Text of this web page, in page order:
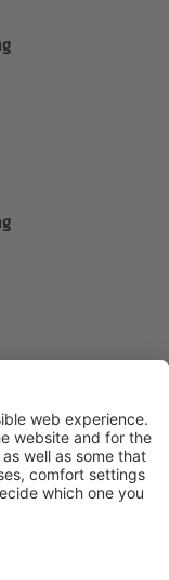
.T+39 0471 310